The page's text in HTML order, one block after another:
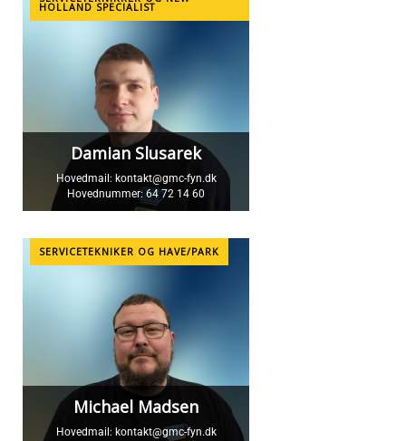
HOLLAND SPECIALIST
Hovedmail: kontakt@gmc-fyn.dk
Hovednummer: 64 72 14 60
Damian Slusarek
SERVICETEKNIKER OG HAVE/PARK
Hovedmail: kontakt@gmc-fyn.dk
Michael Madsen